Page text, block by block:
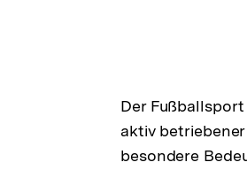
Der
aktiv
besondere